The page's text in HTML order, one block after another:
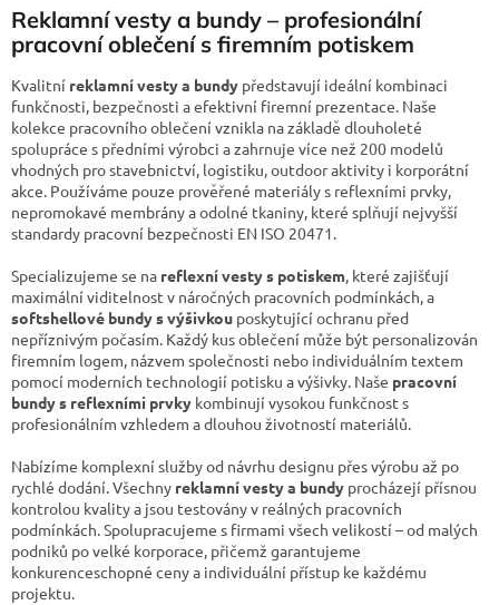
a
c
í
p
r
v
k
y
v
ý
p
s
u
v
á
n
Reklamní vesty a bundy – profesionální
pracovní oblečení s firemním potiskem
Kvalitní reklamní vesty a bundy představují ideální kombinaci
funkčnosti, bezpečnosti a efektivní firemní prezentace. Naše
kolekce pracovního oblečení vznikla na základě dlouholeté
spolupráce s předními výrobci a zahrnuje více než 200 modelů
vhodných pro stavebnictví, logistiku, outdoor aktivity i korporátní
akce. Používáme pouze prověřené materiály s reflexními prvky,
nepromokavé membrány a odolné tkaniny, které splňují nejvyšší
standardy pracovní bezpečnosti EN ISO 20471.
Specializujeme se na reflexní vesty s potiskem, které zajišťují
maximální viditelnost v náročných pracovních podmínkách, a
softshellové bundy s výšivkou poskytující ochranu před
nepříznivým počasím. Každý kus oblečení může být personalizován
firemním logem, názvem společnosti nebo individuálním textem
pomocí moderních technologií potisku a výšivky. Naše pracovní
bundy s reflexními prvky kombinují vysokou funkčnost s
profesionálním vzhledem a dlouhou životností materiálů.
Nabízíme komplexní služby od návrhu designu přes výrobu až po
rychlé dodání. Všechny reklamní vesty a bundy procházejí přísnou
kontrolou kvality a jsou testovány v reálných pracovních
podmínkách. Spolupracujeme s firmami všech velikostí – od malých
podniků po velké korporace, přičemž garantujeme
konkurenceschopné ceny a individuální přístup ke každému
projektu.